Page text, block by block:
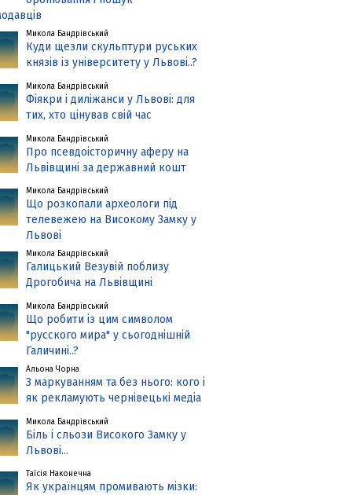
Микола Бандрівський
Куди щезли скульптури руських
князів із університету у Львові..?
Микола Бандрівський
Фіякри і диліжанси у Львові: для
тих, хто цінував свій час
Микола Бандрівський
Про псевдоісторичну аферу на
Львівщині за державний кошт
Микола Бандрівський
Що розкопали археологи під
телевежею на Високому Замку у
Львові
Микола Бандрівський
Галицький Везувій поблизу
Дрогобича на Львівщині
Микола Бандрівський
Що робити із цим символом
"русского мира" у сьогоднішній
Галичині..?
Альона Чорна
З маркуванням та без нього: кого і
як рекламують чернівецькі медіа
Микола Бандрівський
Біль і сльози Високого Замку у
Львові...
Таїсія Наконечна
Як українцям промивають мізки: